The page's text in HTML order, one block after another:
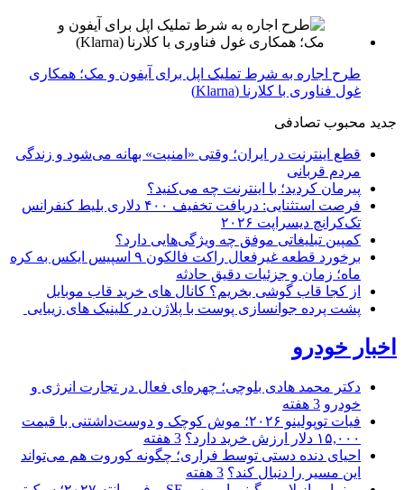
طرح اجاره به شرط تملیک اپل برای آیفون و مک؛ همکاری
غول فناوری با کلارنا (Klarna)
جدید محبوب تصادفی
قطع اینترنت در ایران؛ وقتی «امنیت» بهانه می‌شود و زندگی
مردم قربانی
پیرمان کردید؛ با اینترنت چه می‌کنید؟
فرصت استثنایی: دریافت تخفیف ۴۰۰ دلاری بلیط کنفرانس
تک‌کرانچ دیسراپت ۲۰۲۶
کمپین تبلیغاتی موفق چه ویژگی‌هایی دارد؟
برخورد قطعه غیرفعال راکت فالکون ۹ اسپیس ایکس به کره
ماه؛ زمان و جزئیات دقیق حادثه
از کجا قاب گوشی بخریم؟ کانال های خرید قاب موبایل
پشت پرده جوانسازی پوست با پلاژن در کلینیک های زیبایی
اخبار خودرو
دکتر محمد هادی بلوچی؛ چهره‌ای فعال در تجارت انرژی و
خودرو 3 هفته
فیات توپولینو ۲۰۲۶؛ موش کوچک و دوست‌داشتنی با قیمت
۱۵,۰۰۰ دلار ارزش خرید دارد؟
3 هفته
احیای دنده دستی توسط فراری؛ چگونه کوروت هم می‌تواند
این مسیر را دنبال کند؟ 3 هفته